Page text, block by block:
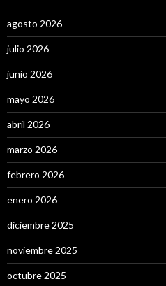
agosto 2026
julio 2026
junio 2026
mayo 2026
abril 2026
marzo 2026
febrero 2026
enero 2026
diciembre 2025
noviembre 2025
octubre 2025